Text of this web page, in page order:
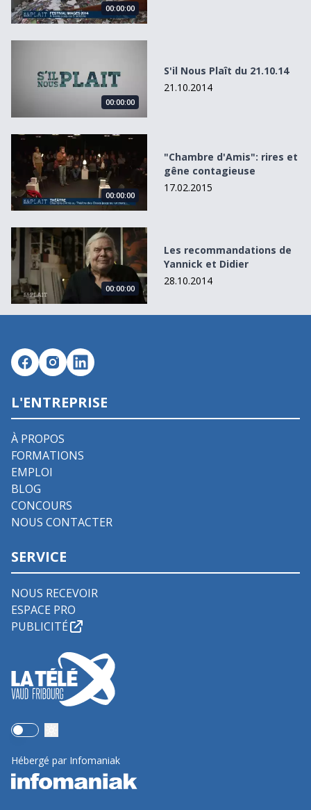
00:00:00
00:00:00
S'il Nous Plaît du 21.10.14
21.10.2014
&quot;Chambre d&#039;Amis&quot;: rires et gêne
00:00:00
"Chambre d'Amis": rires et
gêne contagieuse
17.02.2015
Les recommandations de Yannick et Didier
00:00:00
Les recommandations de
Yannick et Didier
28.10.2014
L'ENTREPRISE
À PROPOS
FORMATIONS
EMPLOI
BLOG
CONCOURS
NOUS CONTACTER
SERVICE
NOUS RECEVOIR
ESPACE PRO
PUBLICITÉ
Use setting
Hébergé par Infomaniak